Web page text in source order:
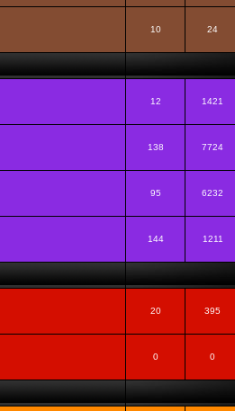
10 24
12 1421
138 7724
95 6232
144 1211
20 395
0 0